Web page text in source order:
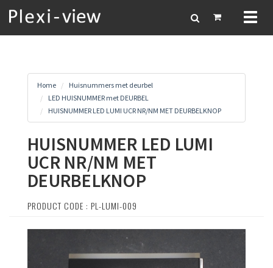
Home
Huisnummers met deurbel
LED HUISNUMMER met DEURBEL
HUISNUMMER LED LUMI UCR NR/NM MET DEURBELKNOP
HUISNUMMER LED LUMI
UCR NR/NM MET
DEURBELKNOP
PRODUCT CODE : PL-LUMI-009